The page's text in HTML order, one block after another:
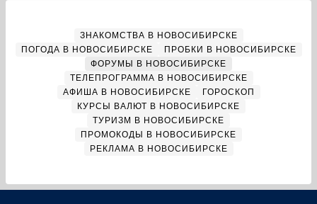
ЗНАКОМСТВА В НОВОСИБИРСКЕ
ПОГОДА В НОВОСИБИРСКЕ
ПРОБКИ В НОВОСИБИРСКЕ
ФОРУМЫ В НОВОСИБИРСКЕ
ТЕЛЕПРОГРАММА В НОВОСИБИРСКЕ
АФИША В НОВОСИБИРСКЕ
ГОРОСКОП
КУРСЫ ВАЛЮТ В НОВОСИБИРСКЕ
ТУРИЗМ В НОВОСИБИРСКЕ
ПРОМОКОДЫ В НОВОСИБИРСКЕ
РЕКЛАМА В НОВОСИБИРСКЕ